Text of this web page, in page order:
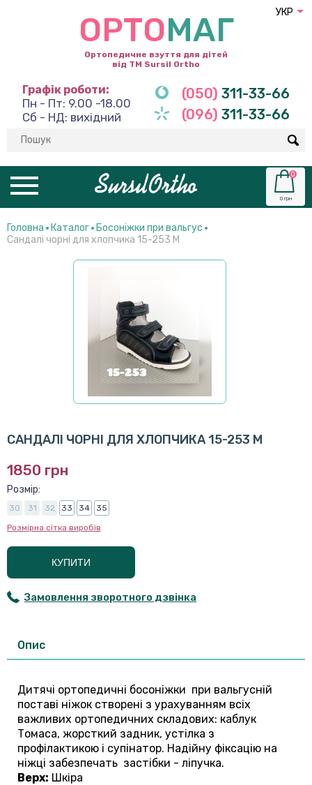
ОРТОМАГ
Ортопедичне взуття для дітей
від ТМ Sursil Ortho
Графік роботи:
Пн - Пт: 9.00 -18.00
Сб - НД: вихідний
(050) 311-33-66
(096) 311-33-66
0
0 грн
УКР
Головна Каталог
Босоніжки при вальгус
Сандалі чорні для хлопчика 15-253 М
САНДАЛІ ЧОРНІ ДЛЯ ХЛОПЧИКА 15-253 М
1850 грн
Розмір:
30 31 32 33 34
35
Розмірна сітка виробів
КУПИТИ
Замовлення зворотного дзвінка
Опис
Дитячі ортопедичні босоніжки при вальгусній
поставі ніжок створені з урахуванням всіх
важливих ортопедичних складових: каблук
Томаса, жорсткий задник, устілка з
профілактикою і супінатор. Надійну фіксацію на
ніжці забезпечать застібки - ліпучка.
Верх: Шкіра